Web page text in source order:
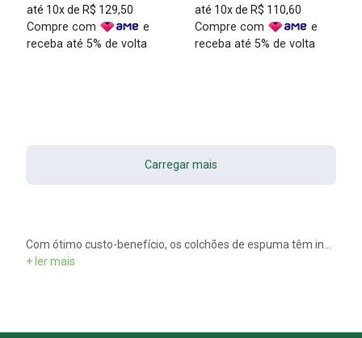
até 10x de R$ 129,50
Compre com
e
receba até 5% de volta
até 10x de R$ 110,60
Compre com
e
receba até 5% de volta
Carregar mais
+ ler mais